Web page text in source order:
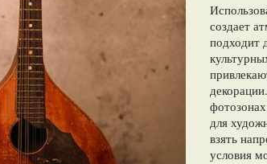
создает
подходит
для
взять
условия